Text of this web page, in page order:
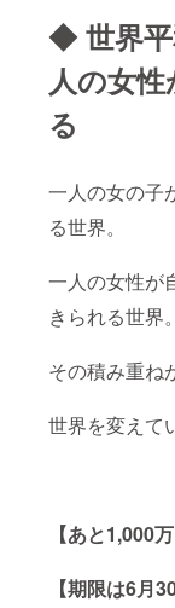
◆ 世界
人の女
る
一人の女の子
る世界。
一人の女性が
きられる世界。
その積み重ね
世界を変えて
【あと1,000万
【期限は6月